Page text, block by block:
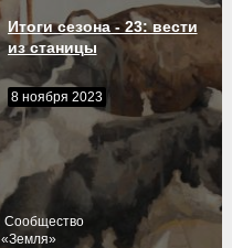
Итоги сезона - 23: вести
из станицы
8 ноября 2023
Cообщество
«Земля»